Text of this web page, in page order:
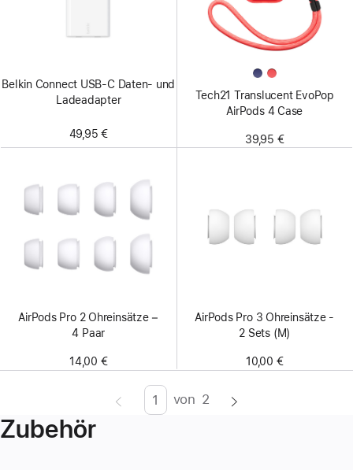
Belkin Connect USB-C Daten- und
Ladeadapter
49,95 €
Tech21 Translucent EvoPop
AirPods 4 Case
39,95 €
AirPods Pro 2 Ohreinsätze −
4 Paar
14,00 €
AirPods Pro 3 Ohreinsätze -
2 Sets (M)
10,00 €
SeiteEnter
von 2
Zubehör